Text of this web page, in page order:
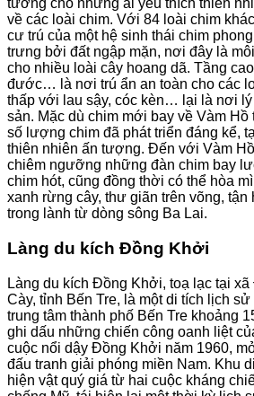
tưởng cho những ai yêu thích thiên
về các loài chim. Với 84 loài chim
cư trú của một hệ sinh thái chim
trưng bởi đất ngập mặn, nơi đây là
cho nhiều loài cây hoang dã. Tầng
đước… là nơi trú ẩn an toàn cho các
thấp với lau sậy, cóc kèn… lại là nơi
sản. Mặc dù chim mới bay về Vàm
số lượng chim đã phát triển đáng kể,
thiên nhiên ấn tượng. Đến với Vàm
chiêm ngưỡng những đàn chim bay
chim hót, cũng đồng thời có thể hòa
xanh rừng cây, thư giãn trên võng,
trong lành từ dòng sông Ba Lai.
Làng du kích Đồng Khởi
Làng du kích Đồng Khởi, toạ lạc tại
Cày, tỉnh Bến Tre, là một di tích lịch
trung tâm thành phố Bến Tre khoảng
ghi dấu những chiến công oanh liệt
cuộc nổi dậy Đồng Khởi năm 1960,
đấu tranh giải phóng miền Nam. Khu
hiện vật quý giá từ hai cuộc kháng